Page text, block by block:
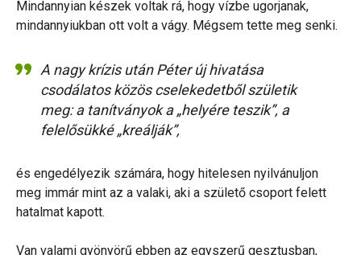
Mindannyian készek voltak rá, hogy vízbe ugorjanak,
mindannyiukban ott volt a vágy. Mégsem tette meg senki.
A nagy krízis után Péter új hivatása
csodálatos közös cselekedetből születik
meg: a tanítványok a „helyére teszik”, a
felelősükké „kreálják”,
és engedélyezik számára, hogy hitelesen nyilvánuljon
meg immár mint az a valaki, aki a születő csoport felett
hatalmat kapott.
Van valami gyönyörű ebben az egyszerű gesztusban,